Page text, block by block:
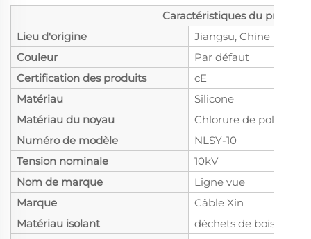
Caractéristiques du produit
Lieu d'origine
Jiangsu, Chine
Couleur
Par défaut
Certification des produits
cE
Matériau
Silicone
Matériau du noyau
Chlorure de polyvinyle
Numéro de modèle
NLSY-10
Tension nominale
10kV
Nom de marque
Ligne vue
Marque
Câble Xin
Matériau isolant
déchets de bois